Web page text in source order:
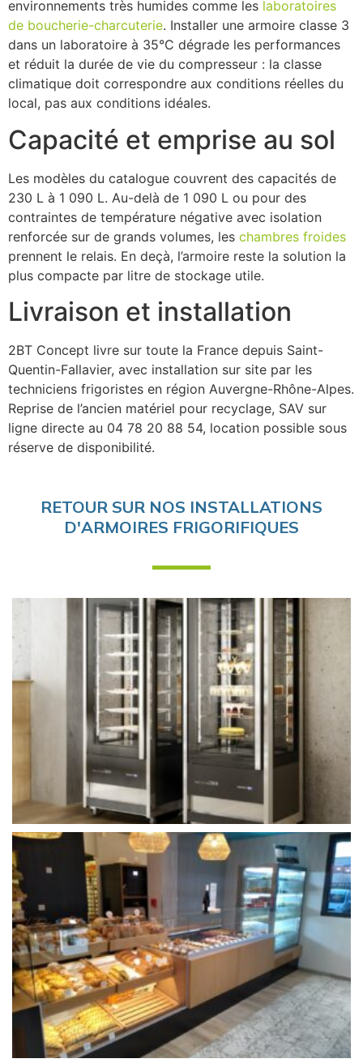
environnements très humides comme les laboratoires
de boucherie-charcuterie. Installer une armoire classe 3
dans un laboratoire à 35°C dégrade les performances
et réduit la durée de vie du compresseur : la classe
climatique doit correspondre aux conditions réelles du
local, pas aux conditions idéales.
Capacité et emprise au sol
Les modèles du catalogue couvrent des capacités de
230 L à 1 090 L. Au-delà de 1 090 L ou pour des
contraintes de température négative avec isolation
renforcée sur de grands volumes, les chambres froides
prennent le relais. En deçà, l’armoire reste la solution la
plus compacte par litre de stockage utile.
Livraison et installation
2BT Concept livre sur toute la France depuis Saint-
Quentin-Fallavier, avec installation sur site par les
techniciens frigoristes en région Auvergne-Rhône-Alpes.
Reprise de l’ancien matériel pour recyclage, SAV sur
ligne directe au 04 78 20 88 54, location possible sous
réserve de disponibilité.
RETOUR SUR NOS INSTALLATIONS
D'ARMOIRES FRIGORIFIQUES